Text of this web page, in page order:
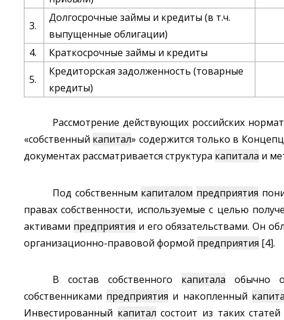
3.
Долгосрочные займы и кредиты (в т.ч.
выпущенные облигации)
4. Краткосрочные займы и кредиты
5.
Кредиторская задолженность (товарные
кредиты)
Рассмотрение действующих российских
«собственный капитал» содержится только в
документах рассматривается структура капитала и
Под собственным капиталом предприятия
правах собственности, используемые с целью
активами предприятия и его обязательствами. Он
организационно-правовой формой предприятия [4].
В состав собственного капитала обычно
собственниками предприятия и накопленный
Инвестированный капитал состоит из таких статей